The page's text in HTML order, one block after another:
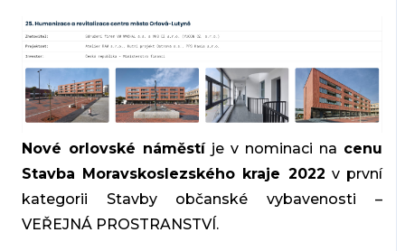
Nové orlovské náměstíje v nominaci na cenu
Stavba Moravskoslezského kraje 2022 v první
kategorii Stavby občanské vybavenosti –
VEŘEJNÁ PROSTRANSTVÍ.